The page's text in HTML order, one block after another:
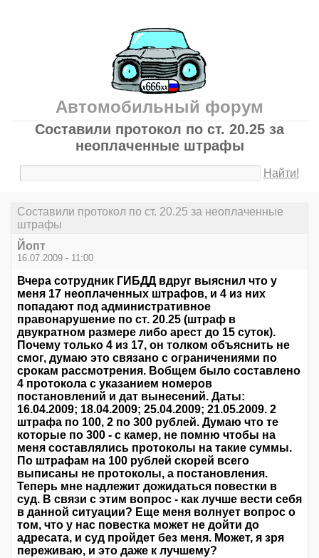
Автомобильный форум
Составили протокол по ст. 20.25 за
неоплаченные штрафы
Найти!
Составили протокол по ст. 20.25 за неоплаченные
штрафы
Йопт
16.07.2009 - 11:00
Вчера сотрудник ГИБДД вдруг выяснил что у
меня 17 неоплаченных штрафов, и 4 из них
попадают под административное
правонарушение по ст. 20.25 (штраф в
двукратном размере либо арест до 15 суток).
Почему только 4 из 17, он толком объяснить не
смог, думаю это связано с ограничениями по
срокам рассмотрения. Вобщем было составлено
4 протокола с указанием номеров
постановлений и дат вынесений. Даты:
16.04.2009; 18.04.2009; 25.04.2009; 21.05.2009. 2
штрафа по 100, 2 по 300 рублей. Думаю что те
которые по 300 - с камер, не помню чтобы на
меня составлялись протоколы на такие суммы.
По штрафам на 100 рублей скорей всего
выписаны не протоколы, а постановления.
Теперь мне надлежит дожидаться повестки в
суд. В связи с этим вопрос - как лучше вести себя
в данной ситуации? Еще меня волнует вопрос о
том, что у нас повестка может не дойти до
адресата, и суд пройдет без меня. Может, я зря
переживаю, и это даже к лучшему?